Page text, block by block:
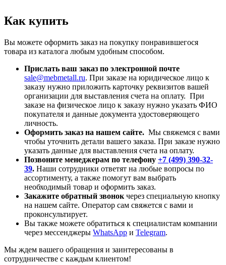
Как купить
Вы можете оформить заказ на покупку понравившегося
товара из каталога любым удобным способом.
Прислать ваш заказ по электронной почте
sale@mebmetall.ru. При заказе на юридическое лицо к
заказу нужно приложить карточку реквизитов вашей
организации для выставления счета на оплату. При
заказе на физическое лицо к заказу нужно указать ФИО
покупателя и данные документа удостоверяющего
личность.
Оформить заказ на нашем сайте. Мы свяжемся с вами
чтобы уточнить детали вашего заказа. При заказе нужно
указать данные для выставления счета на оплату.
Позвоните менеджерам по телефону +7 (499) 390-32-
39. Наши сотрудники ответят на любые вопросы по
ассортименту, а также помогут вам выбрать
необходимый товар и оформить заказ.
Закажите обратный звонок через специальную кнопку
на нашем сайте. Оператор сам свяжется с вами и
проконсультирует.
Вы также можете обратиться к специалистам компании
через мессенджеры WhatsApp и Telegram.
Мы ждем вашего обращения и заинтересованы в
сотрудничестве с каждым клиентом!